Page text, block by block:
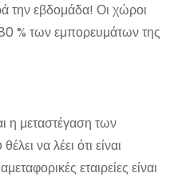
την εβδομάδα! Οι χώροι
% των εμπορευμάτων της
η μεταστέγαση των
να λέει ότι είναι
εταιρείες είναι